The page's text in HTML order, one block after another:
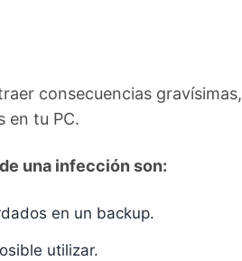
consecuencias gravísimas,
en tu PC.
una infección son:
en un backup.
utilizar.